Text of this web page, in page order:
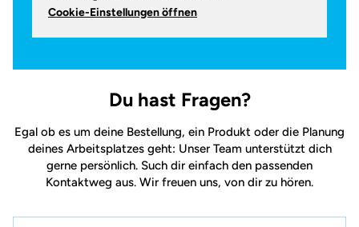
Cookie-Einstellungen öffnen
Du hast Fragen?
Egal ob es um deine Bestellung, ein Produkt oder die Planung
deines Arbeitsplatzes geht: Unser Team unterstützt dich
gerne persönlich. Such dir einfach den passenden
Kontaktweg aus. Wir freuen uns, von dir zu hören.